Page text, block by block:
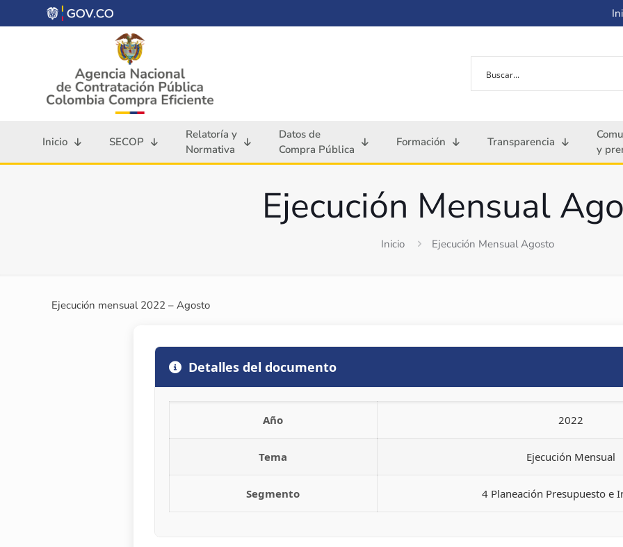
Inicio SECOP
Relatoría y
Normativa
Datos de
Compra Pública
Formación Transparencia
y
Ejecución Mensual
Inicio Ejecución Mensual Agosto
Ejecución mensual 2022 – Agosto
Detalles del documento
Año 2022
Tema Ejecución Mensual
Segmento 4 Planeación Presupuesto e